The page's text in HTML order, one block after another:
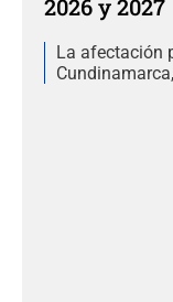
2026 y 2027
La afectación